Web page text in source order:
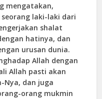
mengatakan,
seorang laki-laki dari
shalat
hatinya, dan
urusan dunia.
Allah dengan
Allah pasti akan
Nya, dan juga
orang mukmin